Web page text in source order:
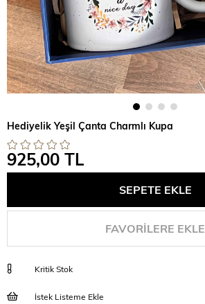
Hediyelik Yeşil Çanta Charmlı Kupa
925,00 TL
FAVORILERE EKLE
Kritik Stok
İstek Listeme Ekle